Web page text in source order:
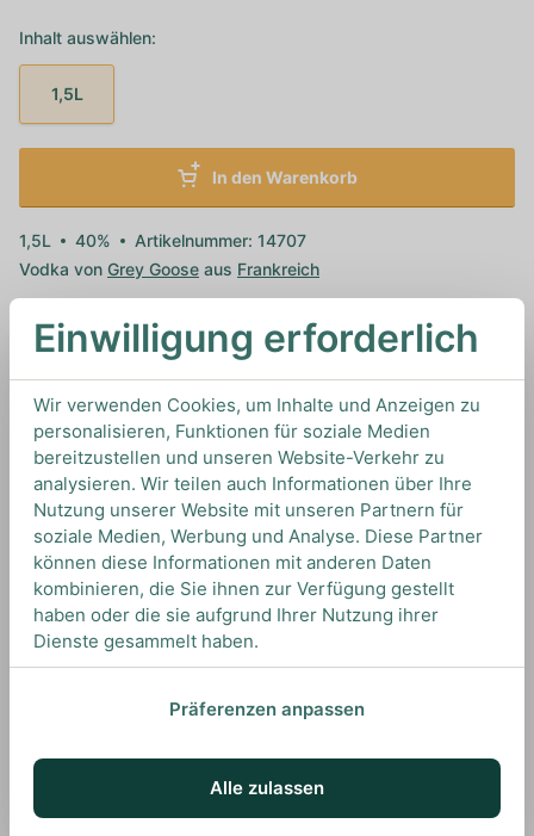
Inhalt auswählen:
1,5L
In den Warenkorb
1,5L 40%
Artikelnummer: 14707
Vodka von Grey Goose aus Frankreich
HOW TO DRINK
Dieser Vodka eignet sich hervorragend für
Cocktails wie den Clubland oder Vodka Martini,
als auch als erfrischenden Highball mit Soda und
einem Schuss Limette.
DRINKS MIT GREY GOOSE? UNSERE
EMPFEHLUNGEN
Einwilligung erforderlich
Wir verwenden Cookies, um Inhalte und Anzeigen zu
personalisieren, Funktionen für soziale Medien
bereitzustellen und unseren Website-Verkehr zu
analysieren. Wir teilen auch Informationen über Ihre
Nutzung unserer Website mit unseren Partnern für
soziale Medien, Werbung und Analyse. Diese Partner
können diese Informationen mit anderen Daten
kombinieren, die Sie ihnen zur Verfügung gestellt
haben oder die sie aufgrund Ihrer Nutzung ihrer
Dienste gesammelt haben.
Präferenzen anpassen
Alle zulassen